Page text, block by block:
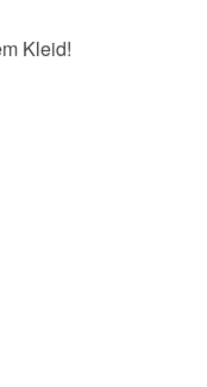
Kleid!